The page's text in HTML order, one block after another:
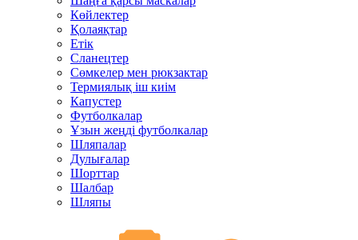
Көйлектер
Қолаяқтар
Етік
Сланецтер
Сөмкелер мен рюкзактар
Термиялық іш киім
Капустер
Футболкалар
Ұзын жеңді футболкалар
Шляпалар
Дулығалар
Шорттар
Шалбар
Шляпы